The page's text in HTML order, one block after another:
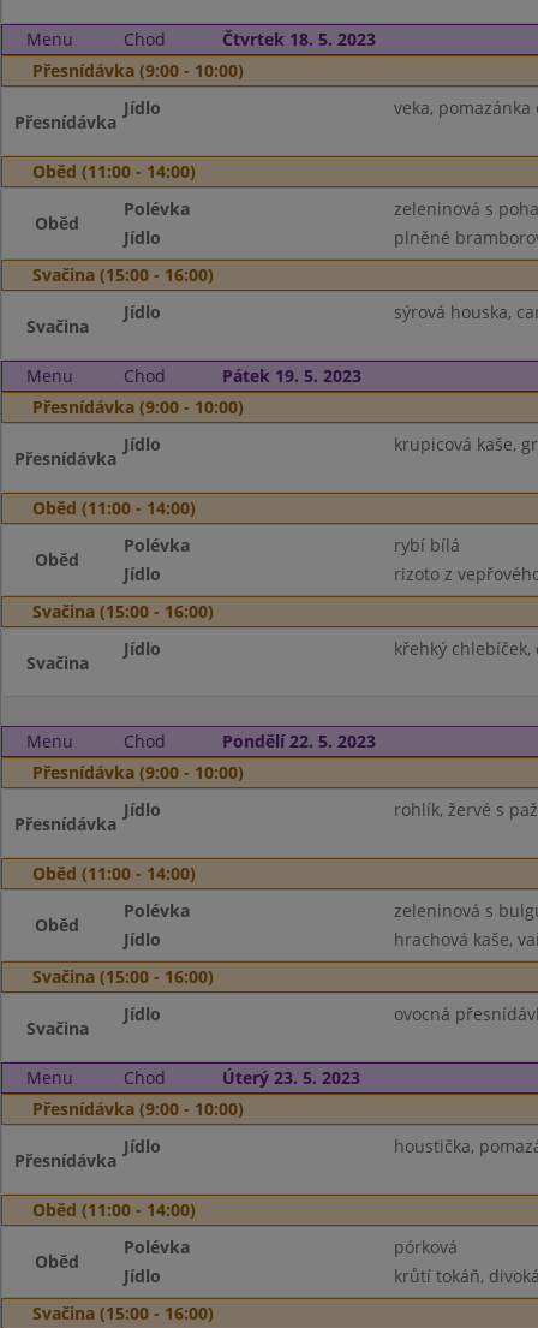
Menu Chod
Čtvrtek 18. 5. 2023
Přesnídávka (9:00 - 10:00)
Přesnídávka
Jídlo veka,
Oběd (11:00 - 14:00)
Oběd
Polévka
zeleninová s
Jídlo
plněné
Svačina (15:00 - 16:00)
Svačina
Jídlo sýrová houska,
Menu Chod
Pátek 19. 5. 2023
Přesnídávka (9:00 - 10:00)
Přesnídávka
Jídlo krupicová kaše,
Oběd (11:00 - 14:00)
Oběd
Polévka
rybí bílá
Jídlo
rizoto z
Svačina (15:00 - 16:00)
Svačina
Jídlo křehký chlebíček,
Menu Chod
Pondělí 22. 5. 2023
Přesnídávka (9:00 - 10:00)
Přesnídávka
Jídlo rohlík, žervé s
Oběd (11:00 - 14:00)
Oběd
Polévka
zeleninová s
Jídlo
hrachová kaše,
Svačina (15:00 - 16:00)
Svačina
Jídlo ovocná
Menu Chod
Úterý 23. 5. 2023
Přesnídávka (9:00 - 10:00)
Přesnídávka
Jídlo houstička,
Oběd (11:00 - 14:00)
Oběd
Polévka
pórková
Jídlo
krůtí tokáň,
Svačina (15:00 - 16:00)